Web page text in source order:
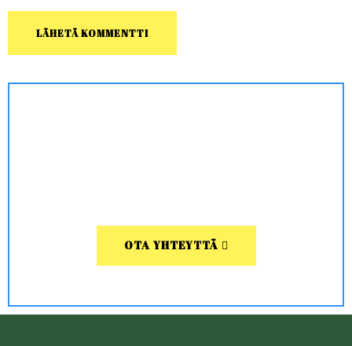
OTA YHTEYTTÄ